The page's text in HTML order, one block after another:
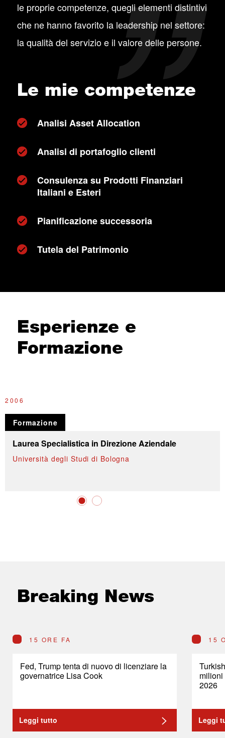
le proprie competenze, quegli elementi distintivi
che ne hanno favorito la leadership nel settore:
la qualità del servizio e il valore delle persone.
Le mie competenze
Analisi Asset Allocation
Analisi di portafoglio clienti
Consulenza su Prodotti Finanziari
Italiani e Esteri
Pianificazione successoria
Tutela del Patrimonio
Esperienze e
Formazione
2006
Formazione
Laurea Specialistica in Direzione Aziendale
Università degli Studi di Bologna
Breaking News
15 ORE FA
Fed, Trump tenta di nuovo di licenziare la
governatrice Lisa Cook
Leggi tutto
15
2026
Leggi